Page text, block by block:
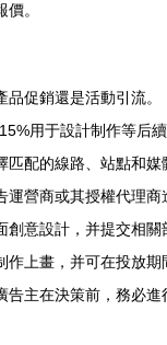
。
品促銷還是活動引流。
用于設計制作等后續
匹配的線路、站點和媒
運營商或其授權代理商
創意設計，并提交相
作上畫，并可在投放期
告主在決策前，務必